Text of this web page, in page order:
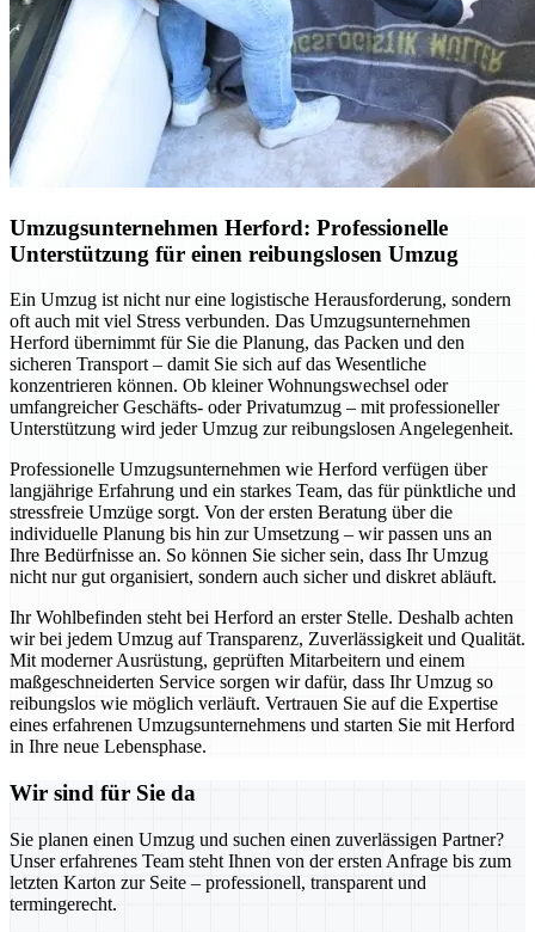
Umzugsunternehmen Herford: Professionelle
Unterstützung für einen reibungslosen Umzug
Ein Umzug ist nicht nur eine logistische Herausforderung, sondern
oft auch mit viel Stress verbunden. Das Umzugsunternehmen
Herford übernimmt für Sie die Planung, das Packen und den
sicheren Transport – damit Sie sich auf das Wesentliche
konzentrieren können. Ob kleiner Wohnungswechsel oder
umfangreicher Geschäfts- oder Privatumzug – mit professioneller
Unterstützung wird jeder Umzug zur reibungslosen Angelegenheit.
Professionelle Umzugsunternehmen wie Herford verfügen über
langjährige Erfahrung und ein starkes Team, das für pünktliche und
stressfreie Umzüge sorgt. Von der ersten Beratung über die
individuelle Planung bis hin zur Umsetzung – wir passen uns an
Ihre Bedürfnisse an. So können Sie sicher sein, dass Ihr Umzug
nicht nur gut organisiert, sondern auch sicher und diskret abläuft.
Ihr Wohlbefinden steht bei Herford an erster Stelle. Deshalb achten
wir bei jedem Umzug auf Transparenz, Zuverlässigkeit und Qualität.
Mit moderner Ausrüstung, geprüften Mitarbeitern und einem
maßgeschneiderten Service sorgen wir dafür, dass Ihr Umzug so
reibungslos wie möglich verläuft. Vertrauen Sie auf die Expertise
eines erfahrenen Umzugsunternehmens und starten Sie mit Herford
in Ihre neue Lebensphase.
Wir sind für Sie da
Sie planen einen Umzug und suchen einen zuverlässigen Partner?
Unser erfahrenes Team steht Ihnen von der ersten Anfrage bis zum
letzten Karton zur Seite – professionell, transparent und
termingerecht.